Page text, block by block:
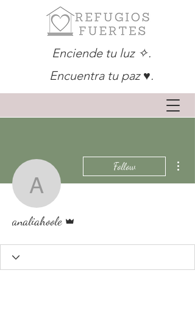
Enciende tu luz ✧.
Encuentra tu paz ♥.
analiahoole
Follow
analiahoole